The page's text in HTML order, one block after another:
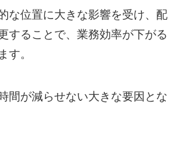
な位置に大きな影響を受け、配
することで、業務効率が下がる
す。
間が減らせない大きな要因とな